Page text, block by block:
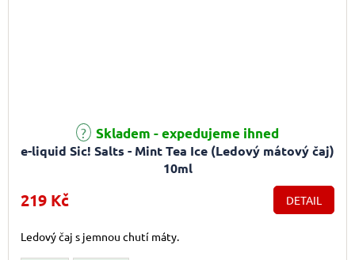
e-liquid Sic! Salts - Mint Tea Ice (Ledový mátový čaj)
10ml
Skladem - expedujeme ihned
219 Kč DETAIL
Ledový čaj s jemnou chutí máty.